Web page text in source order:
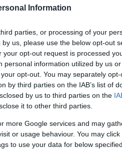
Information
parties, or processing of your
us, please use the below opt-out
opt-out request is processed
information utilized by us
opt-out. You may separately
by third parties on the IAB’s list of
by us to third parties on the
it to other third parties.
more Google services and may
or usage behaviour. You may
to use your data for below
ELLEN
VAN MAGYARORSZÁGON
AZ ELSŐK KÖZÖTT